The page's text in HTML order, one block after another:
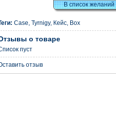
В список желаний
Case, Tyrnigy, Кейс, Box
о товаре
пуст
отзыв